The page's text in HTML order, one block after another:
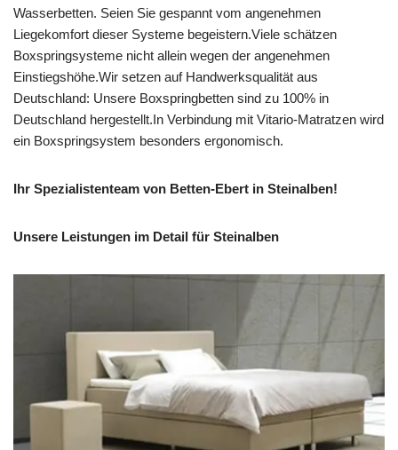
Wasserbetten. Seien Sie gespannt vom angenehmen
Liegekomfort dieser Systeme begeistern.Viele schätzen
Boxspringsysteme nicht allein wegen der angenehmen
Einstiegshöhe.Wir setzen auf Handwerksqualität aus
Deutschland: Unsere Boxspringbetten sind zu 100% in
Deutschland hergestellt.In Verbindung mit Vitario-Matratzen wird
ein Boxspringsystem besonders ergonomisch.
Ihr Spezialistenteam von Betten-Ebert in Steinalben!
Unsere Leistungen im Detail für Steinalben